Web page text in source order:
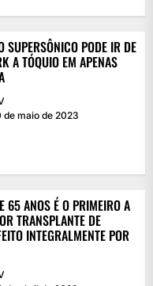
SUPERSÔNICO PODE IR DE
A TÓQUIO EM APENAS
de maio de 2023
65 ANOS É O PRIMEIRO A
TRANSPLANTE DE
INTEGRALMENTE POR